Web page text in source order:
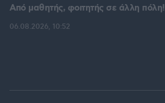
Από μαθητής, φοιτητής σε άλλη πόλη!
06.08.2026, 10:52